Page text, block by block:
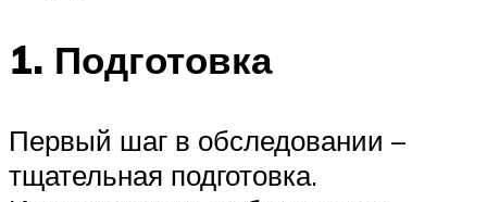
1. Подготовка
Первый шаг в обследовании –
тщательная подготовка.